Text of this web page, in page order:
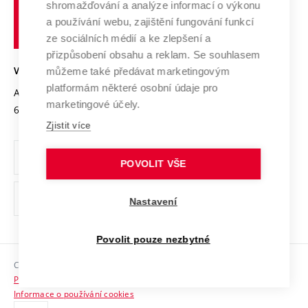
Transfer znalostí
Open Science
Projekty
Projekty ze strukturálních fondů
Specifický výzkum
Služby univerzity
Mezinárodní dohody
Univerzitní sítě
Udržitelná univerzita
Podnikavá univerzita / ContriBUTe
Bezpečná univerzita
Vyznamenání
Organizační struktura
Ochrana osobních údajů
odkaz)
Sociální bezpečí
HR Award
učení
technické
VYSOKÉ UČENÍ TECHNICKÉ V BRNĚ
Antonínská 548/1
602 00 Brno
www.vut.cz
vut@vutbr.cz
Copyright © 2026 VUT
Prohlášení o přístupnosti
Informace o používání cookies
shromažďování a analýze informací o výkonu
a používání webu, zajištění fungování funkcí
ze sociálních médií a ke zlepšení a
přizpůsobení obsahu a reklam. Se souhlasem
můžeme také předávat marketingovým
platformám některé osobní údaje pro
marketingové účely.
Zjistit více
POVOLIT VŠE
Nastavení
Povolit pouze nezbytné